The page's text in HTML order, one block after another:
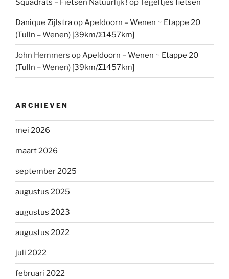
Squadrats – Fietsen Natuurlijk ! opTegeltjes fietsen
Danique ZijlstraopApeldoorn – Wenen ~ Etappe 20
(Tulln – Wenen) [39km/Σ1457km]
John Hemmers opApeldoorn – Wenen ~ Etappe 20
(Tulln – Wenen) [39km/Σ1457km]
ARCHIEVEN
mei 2026
maart 2026
september 2025
augustus 2025
augustus 2023
augustus 2022
juli 2022
februari 2022